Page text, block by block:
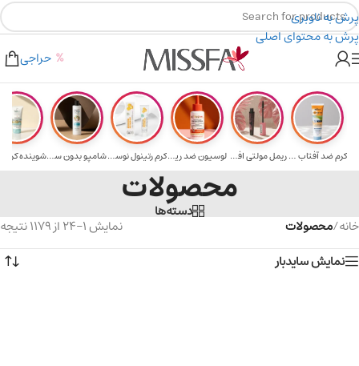
پرش به ناوبری
پرش به محتوای اصلی
۲٪ تخفیف روی سبد خرید برای روش کارت به کارت
برای خرید های بالای ۵ میلیون تومن
حراجی
کرم ضد آفتاب حا... ریمل مولتی افکت... لوسیون ضد ریزش ... کرم رتینول نوسک... شامپو بدون سولف...
محصولات
دسته‌ها
خانه/محصولات
نمایش 1–24 از 1179 نتیجه
نمایش سایدبار